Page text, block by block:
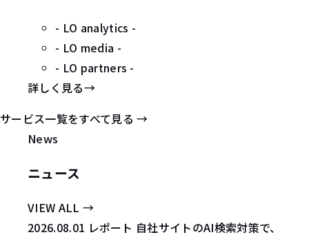
- LO analytics -
- LO media -
- LO partners -
詳しく見る→
サービス一覧をすべて見る→
News
ニュース
VIEW ALL →
2026.08.01 レポート 自社サイトのAI検索対策で、